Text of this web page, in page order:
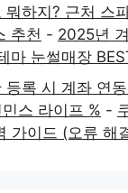
뭐하지? 근처 스
추천 - 2025년
마 눈썰매장
등록 시 계좌 연
스 라이프 % -
가이드 (오류 해